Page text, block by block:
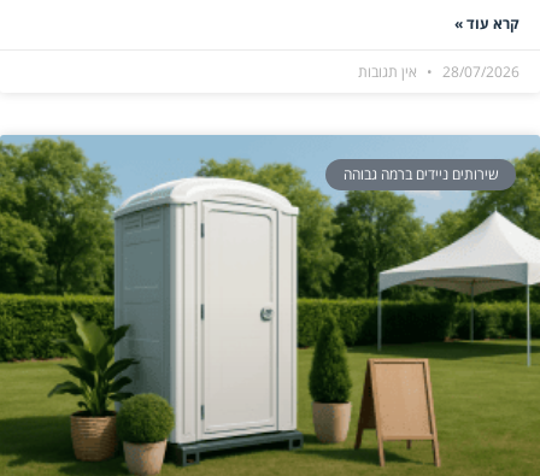
קרא עוד »
28/07/2026 אין תגובות
שירותים ניידים ברמה גבוהה